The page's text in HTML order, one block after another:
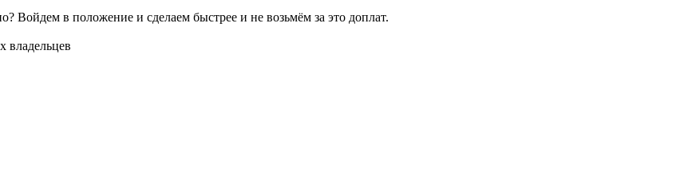
Войдем в положение и сделаем быстрее и не возьмём за это доплат.
владельцев